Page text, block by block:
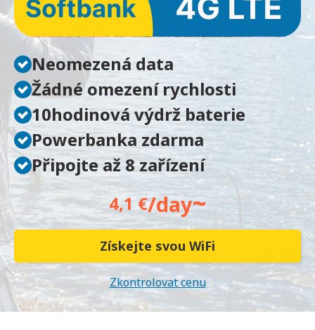
Neomezená data
Žádné omezení rychlosti
10hodinová výdrž baterie
Powerbanka zdarma
Připojte až 8 zařízení
4,1 €/day~
Získejte svou WiFi
Zkontrolovat cenu